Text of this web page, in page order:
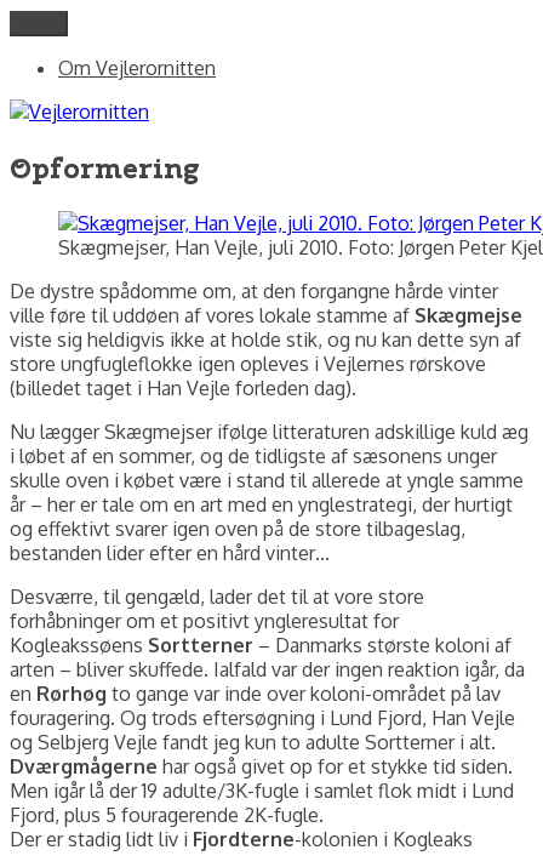
indhold
Vejlerornitten
fotos og skriblerier af Jørgen Peter Kjeldsen/ornit.dk
Om Vejlerornitten
Opformering
Skægmejser, Han Vejle, juli 2010. Foto: Jørgen Peter
De dystre spådomme om, at den forgangne hårde vinter
ville føre til uddøen af vores lokale stamme af Skægmejse
viste sig heldigvis ikke at holde stik, og nu kan dette syn af
store ungfugleflokke igen opleves i Vejlernes rørskove
(billedet taget i Han Vejle forleden dag).
Nu lægger Skægmejser ifølge litteraturen adskillige kuld æg
i løbet af en sommer, og de tidligste af sæsonens unger
skulle oven i købet være i stand til allerede at yngle samme
år – her er tale om en art med en ynglestrategi, der hurtigt
og effektivt svarer igen oven på de store tilbageslag,
bestanden lider efter en hård vinter…
Desværre, til gengæld, lader det til at vore store
forhåbninger om et positivt yngleresultat for
Kogleakssøens Sortterner – Danmarks største koloni af
arten – bliver skuffede. Ialfald var der ingen reaktion igår, da
en Rørhøg to gange var inde over koloni-området på lav
fouragering. Og trods eftersøgning i Lund Fjord, Han Vejle
og Selbjerg Vejle fandt jeg kun to adulte Sortterner i alt.
Dværgmågerne har også givet op for et stykke tid siden.
Men igår lå der 19 adulte/3K-fugle i samlet flok midt i Lund
Fjord, plus 5 fouragerende 2K-fugle.
Der er stadig lidt liv i Fjordterne-kolonien i Kogleaks